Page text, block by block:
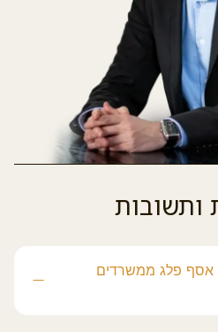
ותשובות
אסף פלג ממשרדים